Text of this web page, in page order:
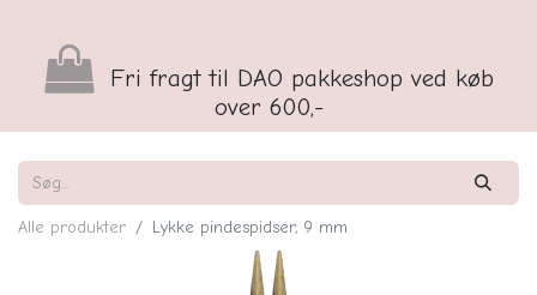
Fri fragt til DAO pakkeshop ved køb
over 600,-
Alle produkter Lykke pindespidser, 9 mm